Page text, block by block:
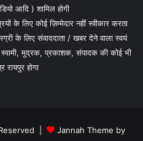
आदि ) शामिल होगी
लिए कोई ज़िम्मेदार नहीं स्वीकार करता
के लिए संवाददाता / खबर देने वाला स्वयं
मुद्रक, प्रकाशक, संपादक की कोई भी
रायपुर होगा
| Jannah Theme by